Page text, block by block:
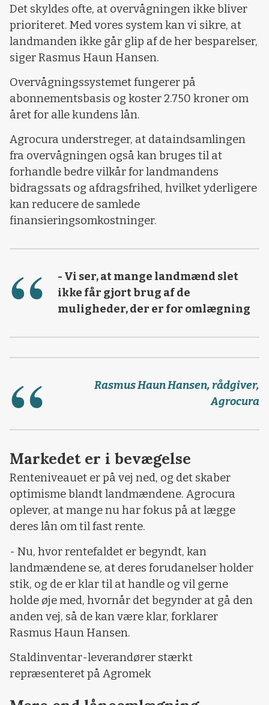
Det skyldes ofte, at overvågningen ikke bliver
prioriteret. Med vores system kan vi sikre, at
landmanden ikke går glip af de her besparelser,
siger Rasmus Haun Hansen.
Overvågningssystemet fungerer på
abonnementsbasis og koster 2.750 kroner om
året for alle kundens lån.
Agrocura understreger, at dataindsamlingen
fra overvågningen også kan bruges til at
forhandle bedre vilkår for landmandens
bidragssats og afdragsfrihed, hvilket yderligere
kan reducere de samlede
finansieringsomkostninger.
- Vi ser, at mange landmænd slet
ikke får gjort brug af de
muligheder, der er for omlægning
Rasmus Haun Hansen, rådgiver,
Agrocura
Markedet er i bevægelse
Renteniveauet er på vej ned, og det skaber
optimisme blandt landmændene. Agrocura
oplever, at mange nu har fokus på at lægge
deres lån om til fast rente.
- Nu, hvor rentefaldet er begyndt, kan
landmændene se, at deres forudanelser holder
stik, og de er klar til at handle og vil gerne
holde øje med, hvornår det begynder at gå den
anden vej, så de kan være klar, forklarer
Rasmus Haun Hansen.
Staldinventar-leverandører stærkt
repræsenteret på Agromek